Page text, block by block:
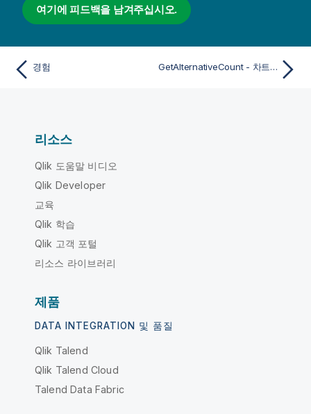
여기에 피드백을 남겨주십시오.
경험 GetAlternativeCount - 차트 함수
리소스
Qlik 도움말 비디오
Qlik Developer
교육
Qlik 학습
Qlik 고객 포털
리소스 라이브러리
제품
DATA INTEGRATION 및 품질
Qlik Talend
Qlik Talend Cloud
Talend Data Fabric